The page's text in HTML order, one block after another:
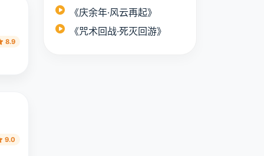
《庆余年·风云再起》
《咒术回战·死灭回游》